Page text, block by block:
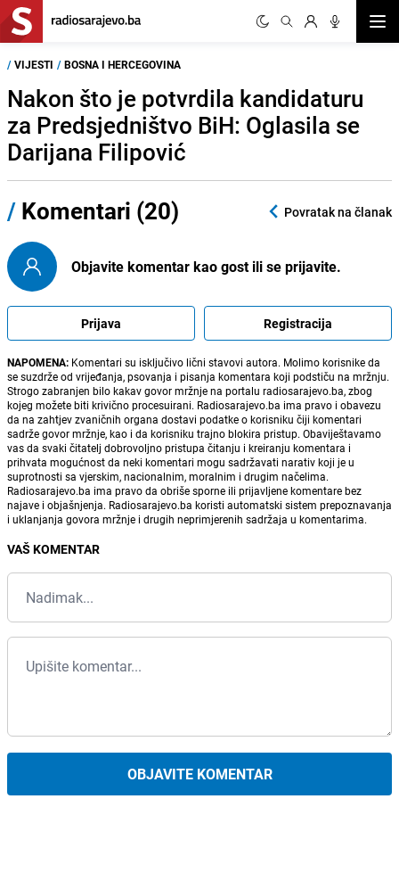
/ VIJESTI / BOSNA I HERCEGOVINA
Nakon što je potvrdila kandidaturu
za Predsjedništvo BiH: Oglasila se
Darijana Filipović
/ Komentari (20) Povratak na članak
Objavite komentar kao gost ili se prijavite.
Prijava Registracija
NAPOMENA: Komentari su isključivo lični stavovi autora. Molimo korisnike da
se suzdrže od vrijeđanja, psovanja i pisanja komentara koji podstiču na mržnju.
Strogo zabranjen bilo kakav govor mržnje na portalu radiosarajevo.ba, zbog
kojeg možete biti krivično procesuirani. Radiosarajevo.ba ima pravo i obavezu
da na zahtjev zvaničnih organa dostavi podatke o korisniku čiji komentari
sadrže govor mržnje, kao i da korisniku trajno blokira pristup. Obaviještavamo
vas da svaki čitatelj dobrovoljno pristupa čitanju i kreiranju komentara i
prihvata mogućnost da neki komentari mogu sadržavati narativ koji je u
suprotnosti sa vjerskim, nacionalnim, moralnim i drugim načelima.
Radiosarajevo.ba ima pravo da obriše sporne ili prijavljene komentare bez
najave i objašnjenja. Radiosarajevo.ba koristi automatski sistem prepoznavanja
i uklanjanja govora mržnje i drugih neprimjerenih sadržaja u komentarima.
VAŠ KOMENTAR
OBJAVITE KOMENTAR